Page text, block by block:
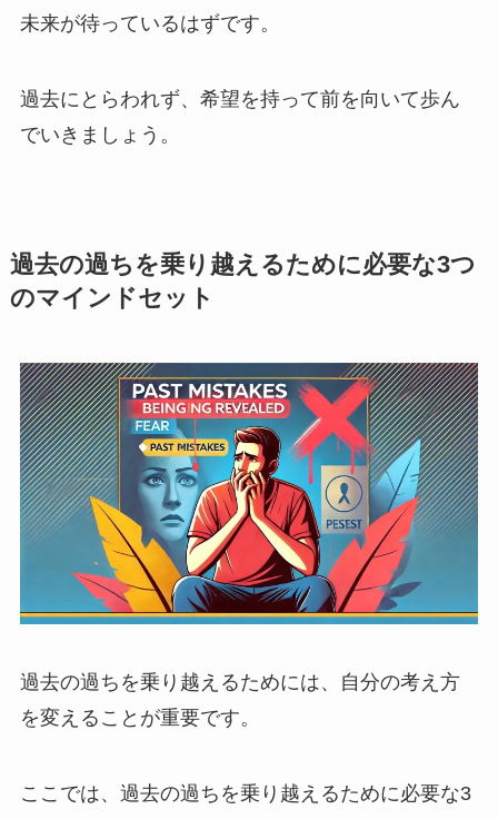
未来が待っているはずです。
過去にとらわれず、希望を持って前を向いて歩ん
でいきましょう。
過去の過ちを乗り越えるために必要な3つ
のマインドセット
過去の過ちを乗り越えるためには、自分の考え方
を変えることが重要です。
ここでは、過去の過ちを乗り越えるために必要な3